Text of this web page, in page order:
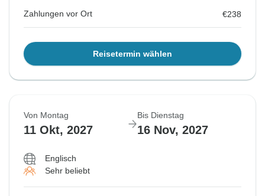
Zahlungen vor Ort €238
Reisetermin wählen
Von Montag
11 Okt, 2027
Bis Dienstag
16 Nov, 2027
Englisch
Sehr beliebt